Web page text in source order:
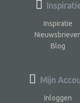
Inspiratie
Blog
Mijn
Inloggen